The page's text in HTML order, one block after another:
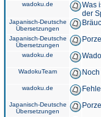
wadoku.de
Was
der
Japanisch-Deutsche
Übersetzungen
Japanisch-Deutsche
Übersetzungen
wadoku.de
WadokuTeam
wadoku.de
Japanisch-Deutsche
Übersetzungen